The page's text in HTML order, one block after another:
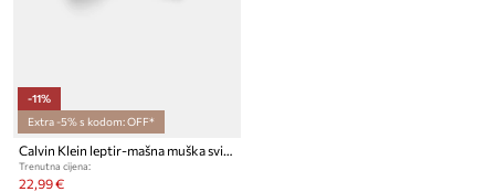
-11%
Extra -5% s kodom: OFF*
Calvin Klein leptir-mašna muška svilena
Trenutna cijena:
22,99 €